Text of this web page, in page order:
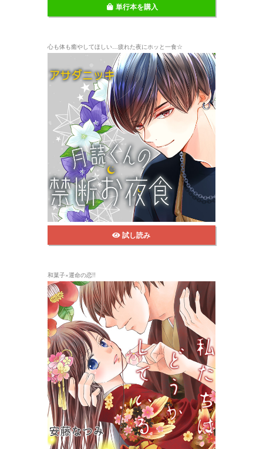
単行本を購入
心も体も癒やしてほしい…疲れた夜にホッと一食☆
試し読み
和菓子×運命の恋!!